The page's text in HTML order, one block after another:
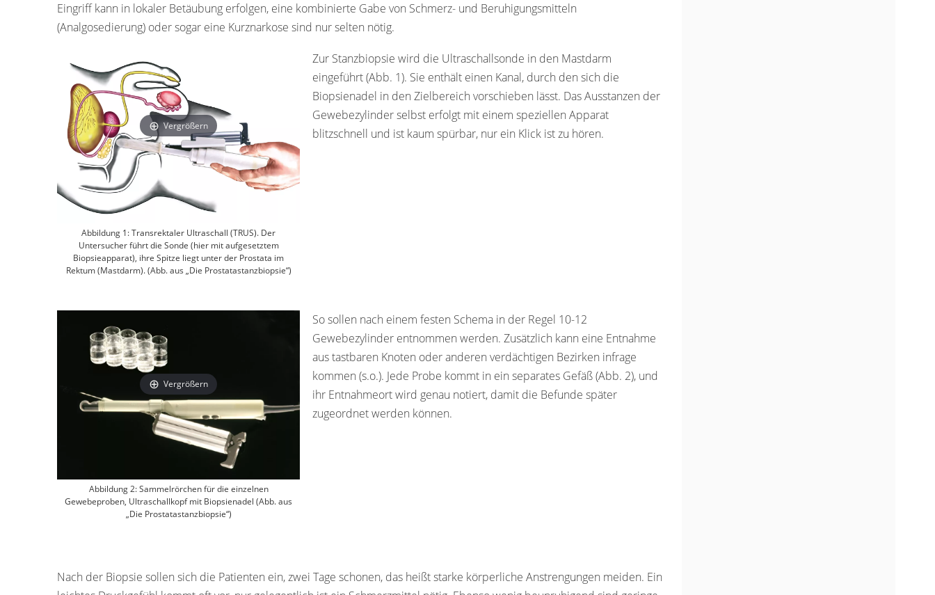
Eingriff kann in lokaler Betäubung erfolgen, eine kombinierte Gabe von Schmerz- und Beruhigungsmitteln
(Analgosedierung) oder sogar eine Kurznarkose sind nur selten nötig.
Vergrößern
Abbildung 1: Transrektaler Ultraschall (TRUS). Der
Untersucher führt die Sonde (hier mit aufgesetztem
Biopsieapparat), ihre Spitze liegt unter der Prostata im
Rektum (Mastdarm). (Abb. aus „Die Prostatastanzbiopsie“)
Zur Stanzbiopsie wird die Ultraschallsonde in den Mastdarm
eingeführt (Abb. 1). Sie enthält einen Kanal, durch den sich die
Biopsienadel in den Zielbereich vorschieben lässt. Das Ausstanzen der
Gewebezylinder selbst erfolgt mit einem speziellen Apparat
blitzschnell und ist kaum spürbar, nur ein Klick ist zu hören.
Vergrößern
Abbildung 2: Sammelrörchen für die einzelnen
Gewebeproben, Ultraschallkopf mit Biopsienadel (Abb. aus
„Die Prostatastanzbiopsie“)
So sollen nach einem festen Schema in der Regel 10-12
Gewebezylinder entnommen werden. Zusätzlich kann eine Entnahme
aus tastbaren Knoten oder anderen verdächtigen Bezirken infrage
kommen (s.o.). Jede Probe kommt in ein separates Gefäß (Abb. 2), und
ihr Entnahmeort wird genau notiert, damit die Befunde später
zugeordnet werden können.
Nach der Biopsie sollen sich die Patienten ein, zwei Tage schonen, das heißt starke körperliche Anstrengungen meiden. Ein